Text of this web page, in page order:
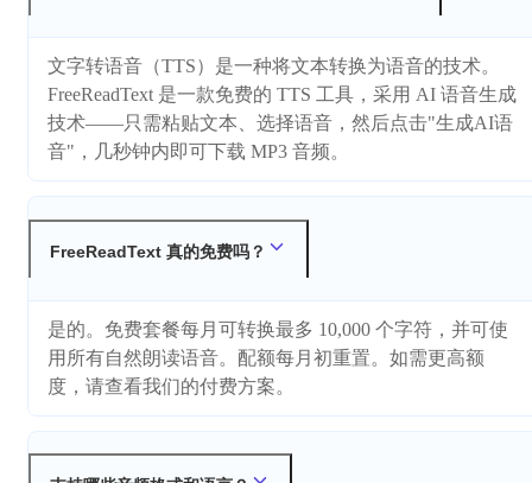
文字转语音（TTS）是一种将文本转换为语音的技术。
FreeReadText 是一款免费的 TTS 工具，采用 AI 语音生成
技术——只需粘贴文本、选择语音，然后点击"生成AI语
音"，几秒钟内即可下载 MP3 音频。
FreeReadText 真的免费吗？
是的。免费套餐每月可转换最多 10,000 个字符，并可使
用所有自然朗读语音。配额每月初重置。如需更高额
度，请查看我们的付费方案。